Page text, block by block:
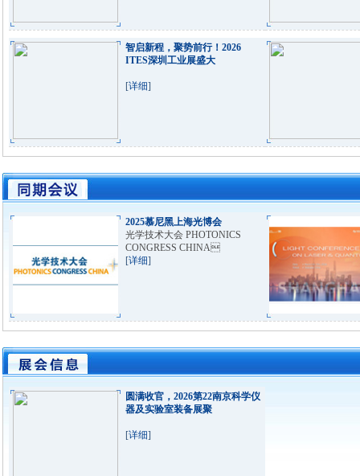
智启新程，聚势前行！2026
ITES深圳工业展盛大
[详细]
2025慕尼黑上海光博会
光学技术大会 PHOTONICS
CONGRESS CHINA
[详细]
圆满收官，2026第22南京科学仪
器及实验室装备展聚
[详细]